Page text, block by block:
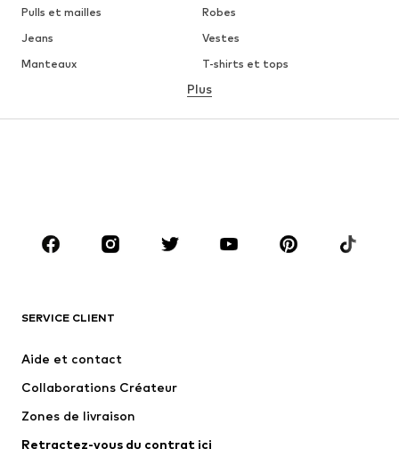
Pulls et mailles
Robes
Jeans
Vestes
Manteaux
T-shirts et tops
Lingerie
Jupes
Blouses et tuniques
Accessoires
Premium
Nouveautés
Lingerie
Manteaux
Jupes
Plus
SERVICE CLIENT
Aide et contact
Collaborations Créateur
Zones de livraison
Retractez-vous du contrat ici